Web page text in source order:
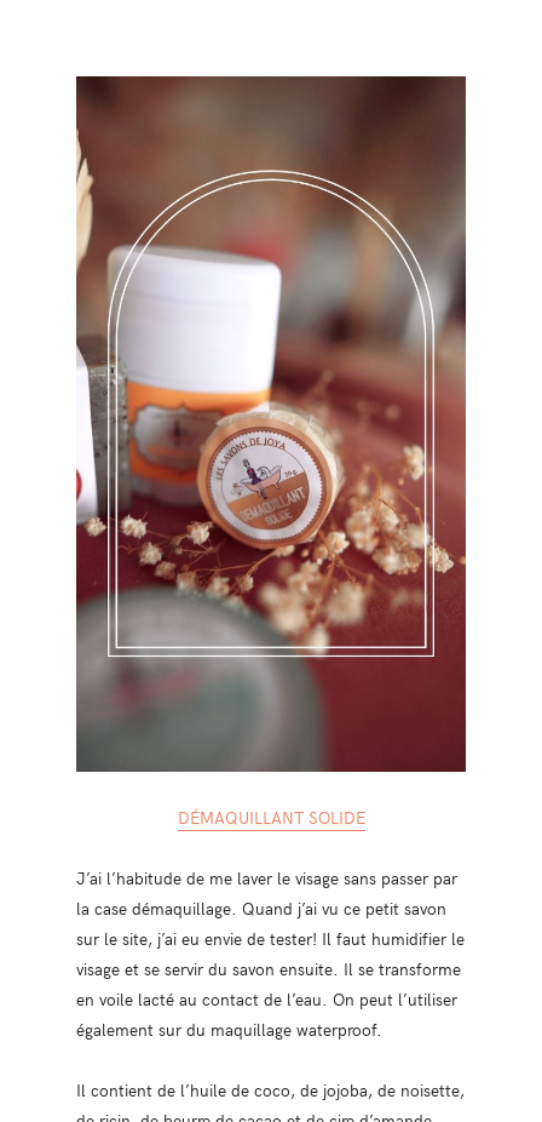
DÉMAQUILLANT SOLIDE
J’ai l’habitude de me laver le visage sans passer par
la case démaquillage. Quand j’ai vu ce petit savon
sur le site, j’ai eu envie de tester! Il faut humidifier le
visage et se servir du savon ensuite. Il se transforme
en voile lacté au contact de l’eau. On peut l’utiliser
également sur du maquillage waterproof.
Il contient de l’huile de coco, de jojoba, de noisette,